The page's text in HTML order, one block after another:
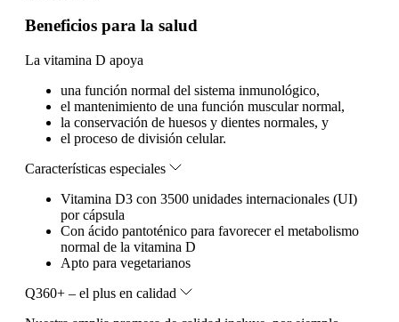
Beneficios para la salud
La vitamina D apoya
una función normal del sistema inmunológico,
el mantenimiento de una función muscular normal,
la conservación de huesos y dientes normales, y
el proceso de división celular.
Características especiales
Vitamina D3 con 3500 unidades internacionales (UI)
por cápsula
Con ácido pantoténico para favorecer el metabolismo
normal de la vitamina D
Apto para vegetarianos
Q360+ – el plus en calidad